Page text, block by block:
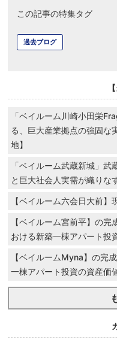
この記事の特集タグ
過去ブログ
「ベイルーム川崎小田栄
る、巨大産業拠点の強固な
地】
「ベイルーム武蔵新城」
と巨大社会人実需が織りな
【ベイルーム六会日大前
【ベイルーム宮前平】の
おける新築一棟アパート投
【ベイルームMyna】の完
一棟アパート投資の資産価